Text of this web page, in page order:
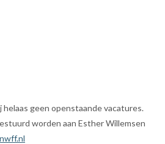
geen openstaande vacatures.
worden aan Esther Willemsen